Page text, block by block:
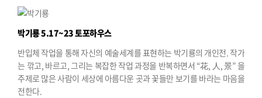
박기룡5.17~23 토포하우스
반입체 작업을 통해 자신의 예술세계를 표현하는 박기룡의 개인전. 작가
는 깎고, 바르고, 그리는 복잡한 작업 과정을 반복하면서 “花, 人, 景” 을
주제로 많은 사람이 세상에 아름다운 곳과 꽃들만 보기를 바라는 마음을
전한다.